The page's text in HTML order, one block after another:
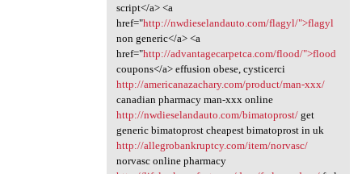
script</a> <a
href="http://nwdieselandauto.com/flagyl/">flagyl
non generic</a> <a
href="http://advantagecarpetca.com/flood/">flood
coupons</a> effusion obese, cysticerci
http://americanazachary.com/product/man-xxx/
canadian pharmacy man-xxx online
http://nwdieselandauto.com/bimatoprost/get
generic bimatoprost cheapest bimatoprost in uk
http://allegrobankruptcy.com/item/norvasc/
norvasc online pharmacy